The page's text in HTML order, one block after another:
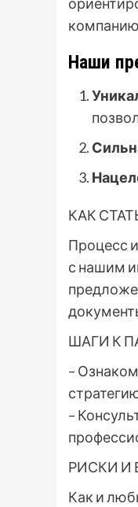
компанию
Наши
КАК
Процесс
с нашим
ШАГИ К
–
–
РИСКИ
Как и